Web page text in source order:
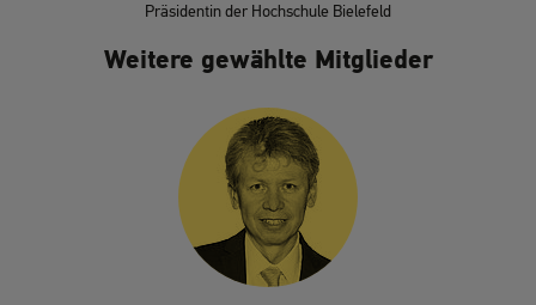
Präsidentin der Hochschule Bielefeld
Weitere gewählte Mitglieder